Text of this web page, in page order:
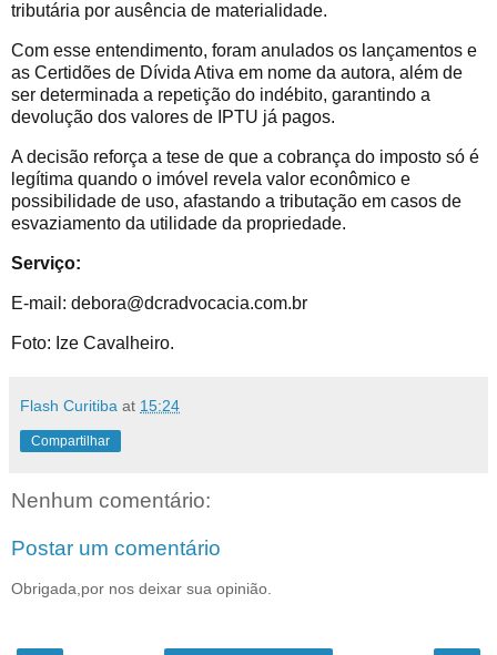
tributária por ausência de materialidade.
Com esse entendimento, foram anulados os lançamentos e
as Certidões de Dívida Ativa em nome da autora, além de
ser determinada a repetição do indébito, garantindo a
devolução dos valores de IPTU já pagos.
A decisão reforça a tese de que a cobrança do imposto só é
legítima quando o imóvel revela valor econômico e
possibilidade de uso, afastando a tributação em casos de
esvaziamento da utilidade da propriedade.
Serviço:
E-mail: debora@dcradvocacia.com.br
Foto: Ize Cavalheiro.
Flash Curitiba at 15:24
Compartilhar
Nenhum comentário:
Postar um comentário
Obrigada,por nos deixar sua opinião.